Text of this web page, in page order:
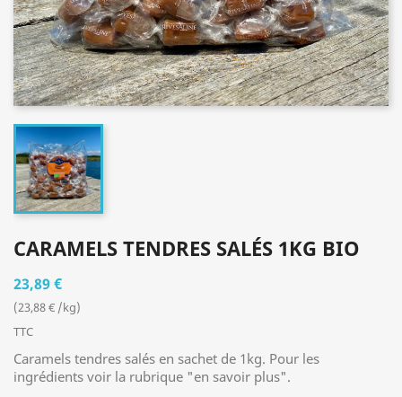
CARAMELS TENDRES SALÉS 1KG BIO
23,89 €
(23,88 € /kg)
TTC
Caramels tendres salés en sachet de 1kg. Pour les
ingrédients voir la rubrique "en savoir plus".